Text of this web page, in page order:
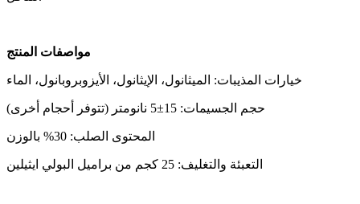
مواصفات المنتج
خيارات المذيبات: الميثانول، الإيثانول، الأيزوبروبانول، الماء
حجم الجسيمات: 15 ±5 نانومتر (تتوفر أحجام أخرى)
المحتوى الصلب: 30% بالوزن
التعبئة والتغليف: 25 كجم من براميل البولي ايثيلين